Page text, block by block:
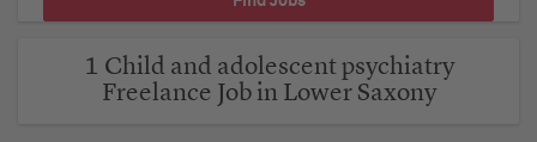
1 Child and adolescent psychiatry
Freelance Job in Lower Saxony